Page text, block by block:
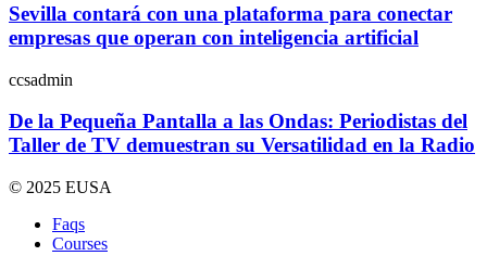
Sevilla contará con una plataforma para conectar
empresas que operan con inteligencia artificial
ccsadmin
De la Pequeña Pantalla a las Ondas: Periodistas del
Taller de TV demuestran su Versatilidad en la Radio
© 2025 EUSA
Faqs
Courses